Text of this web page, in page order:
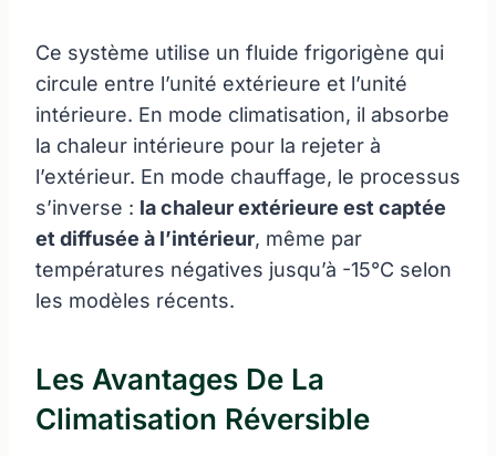
Ce système utilise un fluide frigorigène qui
circule entre l’unité extérieure et l’unité
intérieure. En mode climatisation, il absorbe
la chaleur intérieure pour la rejeter à
l’extérieur. En mode chauffage, le processus
s’inverse : la chaleur extérieure est captée
et diffusée à l’intérieur, même par
températures négatives jusqu’à -15°C selon
les modèles récents.
Les Avantages De La
Climatisation Réversible